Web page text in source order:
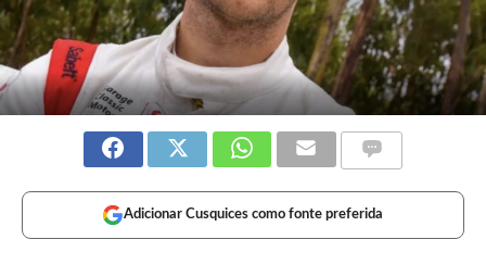
Adicionar Cusquices como fonte preferida